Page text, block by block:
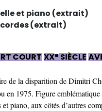
et piano (extrait)
cordes (extrait)
COURT XXe SIÈCLE
de la disparition de Dimitri
en 1975. Figure
piano, aux côtés d’autres